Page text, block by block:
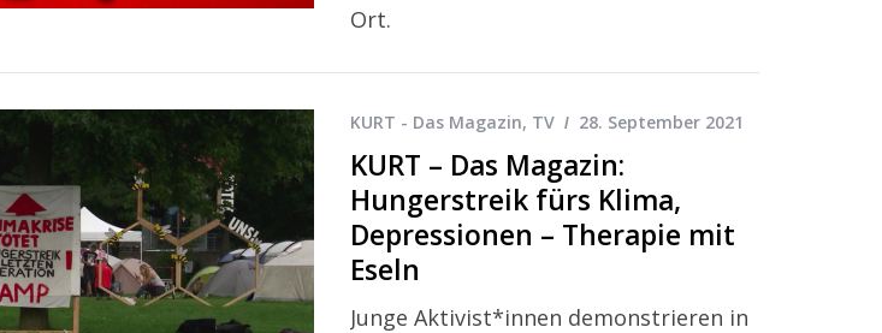
Ort.
KURT - Das Magazin, TV 28. September 2021
KURT – Das Magazin:
Hungerstreik fürs Klima,
Depressionen – Therapie mit
Eseln
Junge Aktivist*innen demonstrieren in